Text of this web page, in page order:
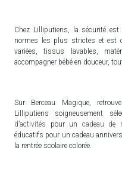
Chez Lilliputiens, la sécurité est
normes les plus strictes et est
variées, tissus lavables,
accompagner bébé en douceur,
Sur Berceau Magique,
Lilliputiens soigneusement
d’activités pour un cadeau de
éducatifs pour un cadeau
la rentrée scolaire colorée.